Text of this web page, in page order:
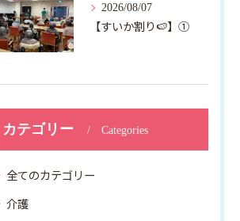
カテゴリー Categories
全てのカテゴリー
介護
2026/08/07
【すいか割り🍉】①